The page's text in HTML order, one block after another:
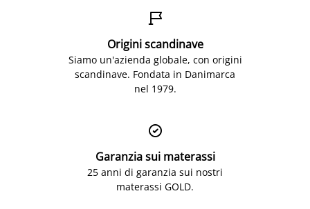

Origini scandinave
Siamo un'azienda globale, con origini
scandinave. Fondata in Danimarca
nel 1979.

Garanzia sui materassi
25 anni di garanzia sui nostri
materassi GOLD.